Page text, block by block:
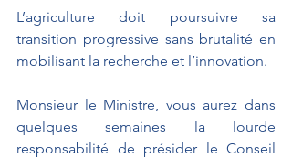
L’agriculture doit poursuivre sa
transition progressive sans brutalité en
mobilisant la recherche et l’innovation.
Monsieur le Ministre, vous aurez dans
quelques semaines la lourde
responsabilité de présider le Conseil